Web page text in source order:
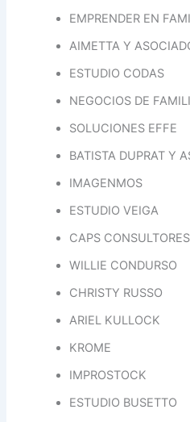
EMPRENDER EN
AIMETTA Y
ESTUDIO CODAS
NEGOCIOS DE
SOLUCIONES EFFE
BATISTA DUPRAT Y
IMAGENMOS
ESTUDIO VEIGA
CAPS CONSULTORES
WILLIE CONDURSO
CHRISTY RUSSO
ARIEL KULLOCK
KROME
IMPROSTOCK
ESTUDIO BUSETTO